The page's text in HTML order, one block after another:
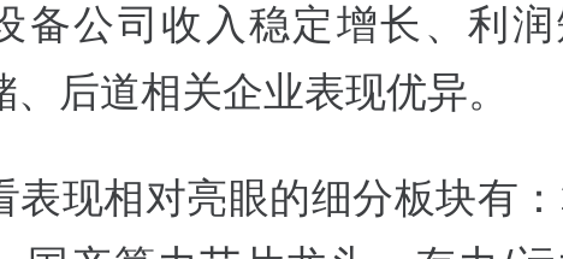
备公司收入稳定增长、利
、后道相关企业表现优异。
表现相对亮眼的细分板块有